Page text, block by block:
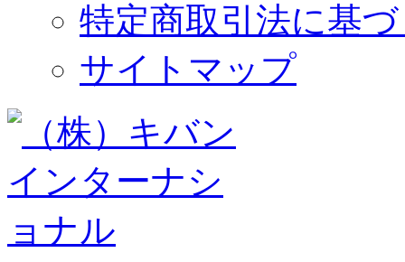
特定商取引法に基
サイトマップ